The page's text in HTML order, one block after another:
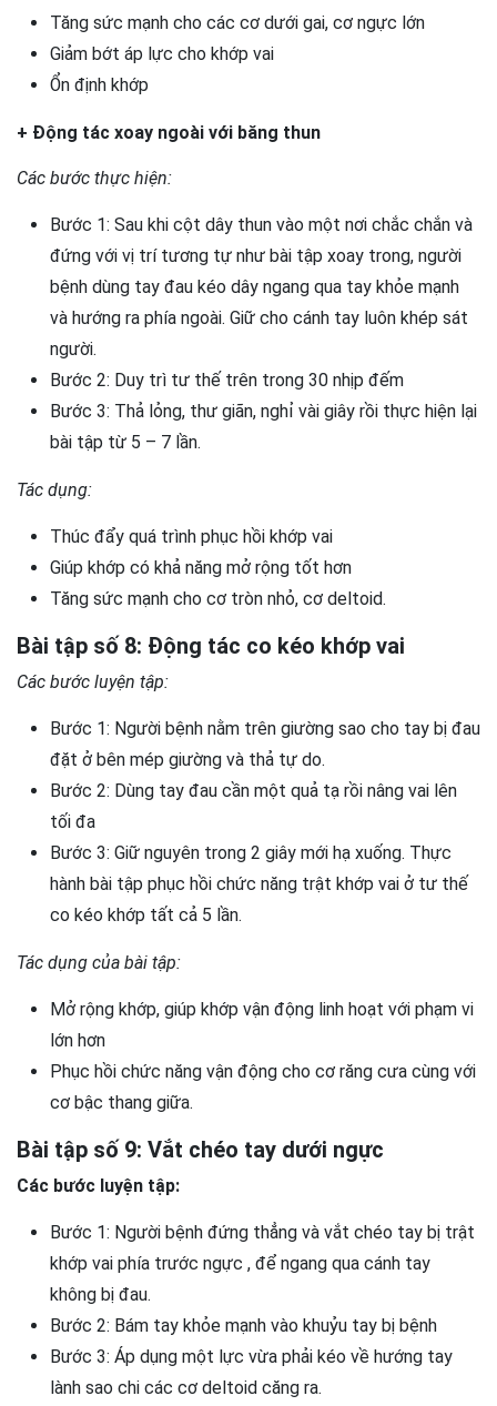
Tăng sức mạnh cho các cơ dưới gai, cơ ngực lớn
Giảm bớt áp lực cho khớp vai
Ổn định khớp
+ Động tác xoay ngoài với băng thun
Các bước thực hiện:
Bước 1: Sau khi cột dây thun vào một nơi chắc chắn và
đứng với vị trí tương tự như bài tập xoay trong, người
bệnh dùng tay đau kéo dây ngang qua tay khỏe mạnh
và hướng ra phía ngoài. Giữ cho cánh tay luôn khép sát
người.
Bước 2: Duy trì tư thế trên trong 30 nhịp đếm
Bước 3: Thả lỏng, thư giãn, nghỉ vài giây rồi thực hiện lại
bài tập từ 5 – 7 lần.
Tác dụng:
Thúc đẩy quá trình phục hồi khớp vai
Giúp khớp có khả năng mở rộng tốt hơn
Tăng sức mạnh cho cơ tròn nhỏ, cơ deltoid.
Bài tập số 8: Động tác co kéo khớp vai
Các bước luyện tập:
Bước 1: Người bệnh nằm trên giường sao cho tay bị đau
đặt ở bên mép giường và thả tự do.
Bước 2: Dùng tay đau cần một quả tạ rồi nâng vai lên
tối đa
Bước 3: Giữ nguyên trong 2 giây mới hạ xuống. Thực
hành bài tập phục hồi chức năng trật khớp vai ở tư thế
co kéo khớp tất cả 5 lần.
Tác dụng của bài tập:
Mở rộng khớp, giúp khớp vận động linh hoạt với phạm vi
lớn hơn
Phục hồi chức năng vận động cho cơ răng cưa cùng với
cơ bậc thang giữa.
Bài tập số 9: Vắt chéo tay dưới ngực
Các bước luyện tập:
Bước 1: Người bệnh đứng thẳng và vắt chéo tay bị trật
khớp vai phía trước ngực , để ngang qua cánh tay
không bị đau.
Bước 2: Bám tay khỏe mạnh vào khuỷu tay bị bệnh
Bước 3: Áp dụng một lực vừa phải kéo về hướng tay
lành sao chi các cơ deltoid căng ra.